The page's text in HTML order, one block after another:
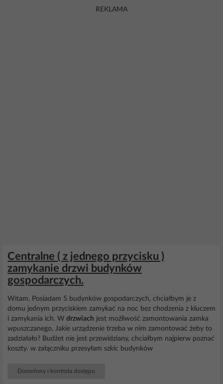
REKLAMA
Centralne ( z jednego przycisku )
zamykanie drzwi budynków
gospodarczych.
Witam, Posiadam 5 budynków gospodarczych, chciałbym je z
domu jednym przyciskiem zamykać na noc bez chodzenia z kluczem
i zamykania ich. W drzwiach jest możliwość zamontowania zamka
wpuszczanego. Jakie urządzenie trzeba w nim zamontować żeby to
zadziałało? Budżet nie jest przewidziany, chciałbym najpierw poznać
koszty. w załączniku przesyłam szkic budynków
Domofony i kontrola dostępu